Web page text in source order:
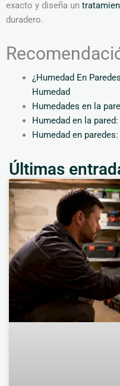
exacto y diseña un
duradero.
¿Humedad En
Humedad
Humedades en la
Humedad en la
Humedad en
Últimas